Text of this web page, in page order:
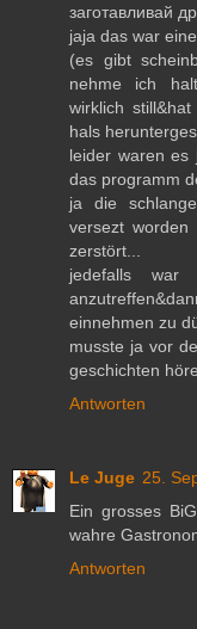
заготавливай
jaja das war
(es gibt
nehme ich
wirklich
hals
leider waren es
das programm
ja die
versezt
zerstört...
jedefalls
einnehmen zu
musste ja vor
geschichten
Antworten
Le Juge 25.
Ein grosses
wahre
Antworten